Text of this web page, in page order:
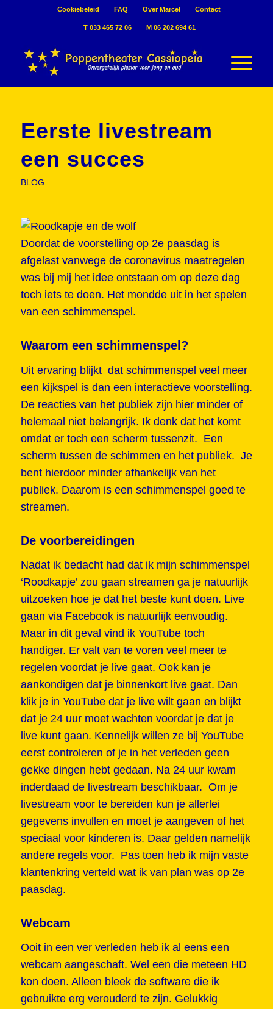
Cookiebeleid FAQ Over Marcel Contact
T 033 465 72 06 M 06 202 694 61
Eerste livestream
een succes
BLOG
Doordat de voorstelling op 2e paasdag is
afgelast vanwege de coronavirus maatregelen
was bij mij het idee ontstaan om op deze dag
toch iets te doen. Het mondde uit in het spelen
van een schimmenspel.
Waarom een schimmenspel?
Uit ervaring blijkt dat schimmenspel veel meer
een kijkspel is dan een interactieve voorstelling.
De reacties van het publiek zijn hier minder of
helemaal niet belangrijk. Ik denk dat het komt
omdat er toch een scherm tussenzit. Een
scherm tussen de schimmen en het publiek. Je
bent hierdoor minder afhankelijk van het
publiek. Daarom is een schimmenspel goed te
streamen.
De voorbereidingen
Nadat ik bedacht had dat ik mijn schimmenspel
‘Roodkapje’ zou gaan streamen ga je natuurlijk
uitzoeken hoe je dat het beste kunt doen. Live
gaan via Facebook is natuurlijk eenvoudig.
Maar in dit geval vind ik YouTube toch
handiger. Er valt van te voren veel meer te
regelen voordat je live gaat. Ook kan je
aankondigen dat je binnenkort live gaat. Dan
klik je in YouTube dat je live wilt gaan en blijkt
dat je 24 uur moet wachten voordat je dat je
live kunt gaan. Kennelijk willen ze bij YouTube
eerst controleren of je in het verleden geen
gekke dingen hebt gedaan. Na 24 uur kwam
inderdaad de livestream beschikbaar. Om je
livestream voor te bereiden kun je allerlei
gegevens invullen en moet je aangeven of het
speciaal voor kinderen is. Daar gelden namelijk
andere regels voor. Pas toen heb ik mijn vaste
klantenkring verteld wat ik van plan was op 2e
paasdag.
Webcam
Ooit in een ver verleden heb ik al eens een
webcam aangeschaft. Wel een die meteen HD
kon doen. Alleen bleek de software die ik
gebruikte erg verouderd te zijn. Gelukkig